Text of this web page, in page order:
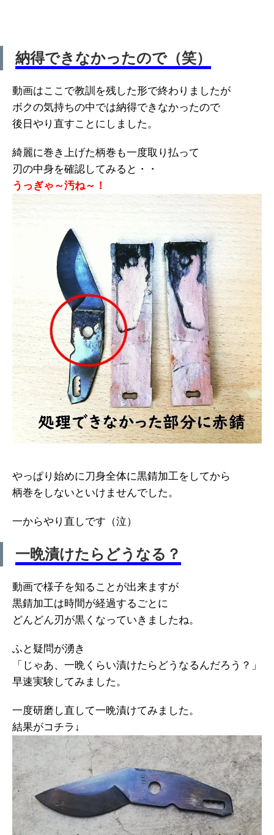
納得できなかったので（笑）
動画はここで教訓を残した形で終わりましたが
ボクの気持ちの中では納得できなかったので
後日やり直すことにしました。
綺麗に巻き上げた柄巻も一度取り払って
刃の中身を確認してみると・・
うっぎゃ～汚ね～！
やっぱり始めに刀身全体に黒錆加工をしてから
柄巻をしないといけませんでした。
一からやり直しです（泣）
一晩漬けたらどうなる？
動画で様子を知ることが出来ますが
黒錆加工は時間が経過するごとに
どんどん刃が黒くなっていきましたね。
ふと疑問が湧き
「じゃあ、一晩くらい漬けたらどうなるんだろう？」
早速実験してみました。
一度研磨し直して一晩漬けてみました。
結果がコチラ↓